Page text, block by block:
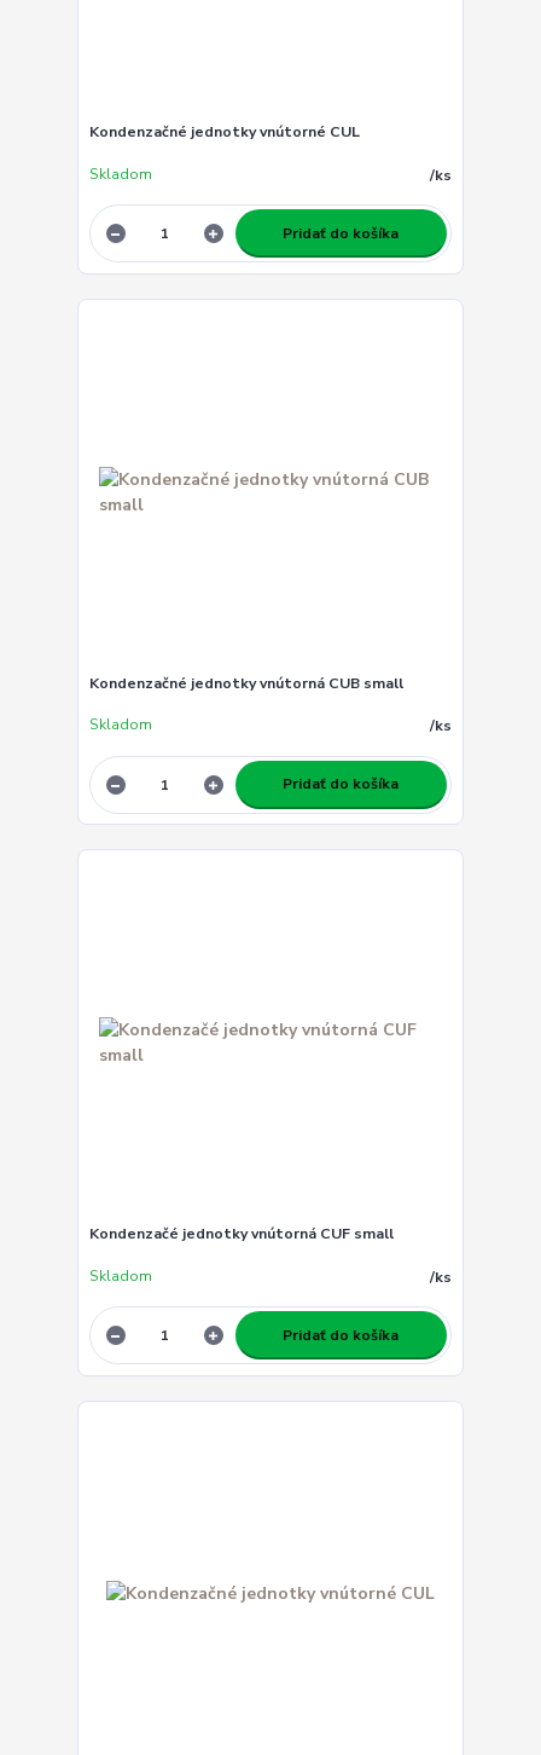
Kondenzačné jednotky vnútorné CUL
/ks
Skladom
Pridať do košíka
Kondenzačné jednotky vnútorná CUB small
/ks
Skladom
Pridať do košíka
Kondenzačé jednotky vnútorná CUF small
/ks
Skladom
Pridať do košíka